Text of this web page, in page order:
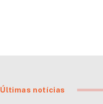
Últimas notícias